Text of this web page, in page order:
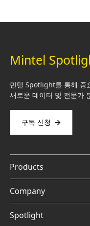
Mintel
민텔 Spotlight를 통해 중
새로운 데이터 및 전문가
구독 신청
Products
Company
Spotlight